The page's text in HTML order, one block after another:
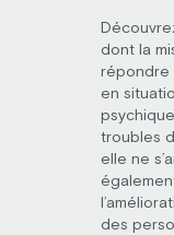
dont la
répondre
en
troubles
elle ne
des